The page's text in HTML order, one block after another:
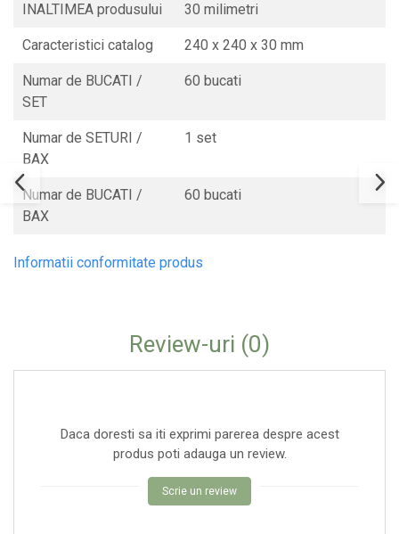
INALTIMEA produsului 30 milimetri
Caracteristici catalog 240 x 240 x 30 mm
Numar de BUCATI /
SET
60 bucati
Numar de SETURI /
BAX
1 set
Numar de BUCATI /
BAX
60 bucati
Informatii conformitate produs
Review-uri (0)
Daca doresti sa iti exprimi parerea despre acest
produs poti adauga un review.
Scrie un review